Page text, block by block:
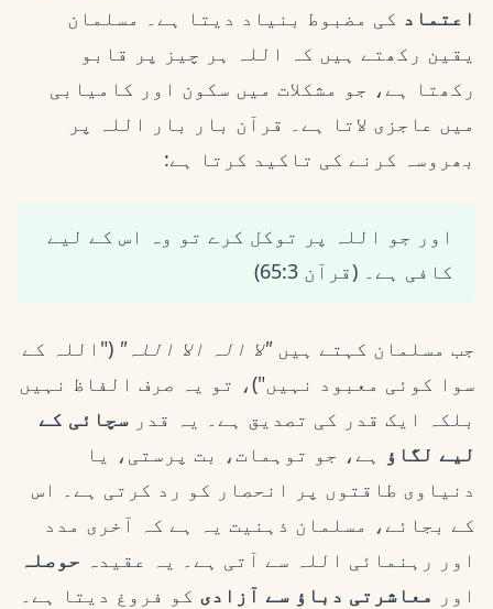
اعتماد کی مضبوط بنیاد دیتا ہے۔ مسلمان
یقین رکھتے ہیں کہ اللہ ہر چیز پر قابو
رکھتا ہے، جو مشکلات میں سکون اور کامیابی
میں عاجزی لاتا ہے۔ قرآن بار بار اللہ پر
بھروسہ کرنے کی تاکید کرتا ہے:
اور جو اللہ پر توکل کرے تو وہ اس کے لیے
کافی ہے۔ (قرآن 65:3)
جب مسلمان کہتے ہیں"لا الہ الا اللہ" ("اللہ کے
سوا کوئی معبود نہیں")، تو یہ صرف الفاظ نہیں
بلکہ ایک قدر کی تصدیق ہے۔ یہ قدر سچائی کے
لیے لگاؤ
ہے، جو توہمات، بت پرستی، یا
دنیاوی طاقتوں پر انحصار کو رد کرتی ہے۔ اس
کے بجائے، مسلمان ذہنیت یہ ہے کہ آخری مدد
اور رہنمائی اللہ سے آتی ہے۔ یہ عقیدہ حوصلہ
اور معاشرتی دباؤ سے آزادی کو فروغ دیتا ہے۔